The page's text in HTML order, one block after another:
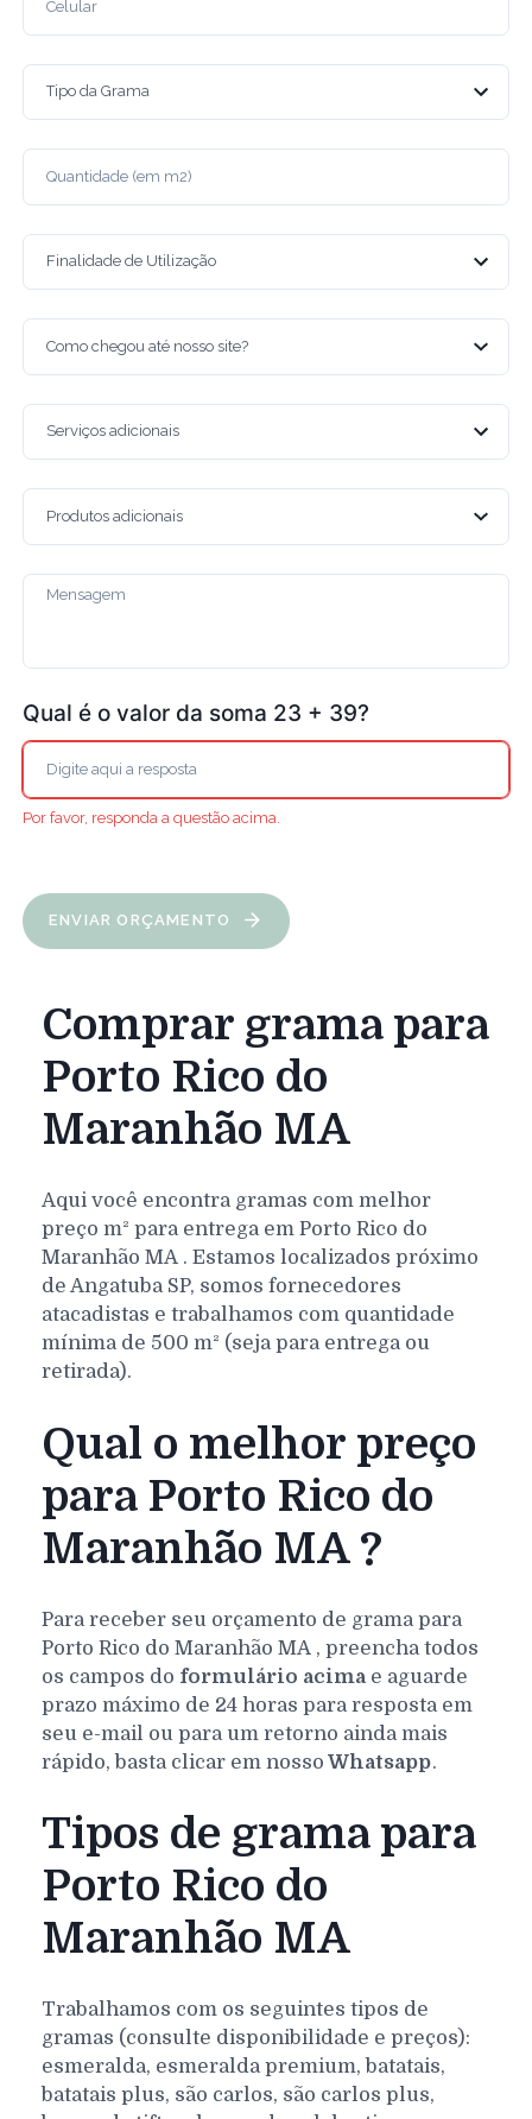
Qual é o valor da soma 23 + 39?
Por favor, responda a questão acima.
ENVIAR ORÇAMENTO
Comprar grama para
Porto Rico do
Maranhão MA
Aqui você encontra gramas com melhor
preço m² para entrega em Porto Rico do
Maranhão MA . Estamos localizados próximo
de Angatuba SP, somos fornecedores
atacadistas e trabalhamos com quantidade
mínima de 500 m² (seja para entrega ou
retirada).
Qual o melhor preço
para Porto Rico do
Maranhão MA ?
Para receber seu orçamento de grama para
Porto Rico do Maranhão MA , preencha todos
os campos do formulário acima e aguarde
prazo máximo de 24 horas para resposta em
seu e-mail ou para um retorno ainda mais
rápido, basta clicar em nosso Whatsapp.
Tipos de grama para
Porto Rico do
Maranhão MA
Trabalhamos com os seguintes tipos de
gramas (consulte disponibilidade e preços):
esmeralda, esmeralda premium, batatais,
batatais plus, são carlos, são carlos plus,